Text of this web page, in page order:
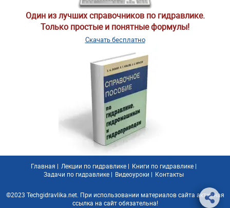
Один из лучших справочников по гидравлике.
Только простые и понятные формулы!
Скачать бесплатно
Главная | Лекции по гидравлике | Книги по гидравлике |
Задачи по гидравлике | Видеоуроки | Контакты
©2023 Techgidravlika.net. При использовании материалов сайта активная
ссылка на сайт обязательна!